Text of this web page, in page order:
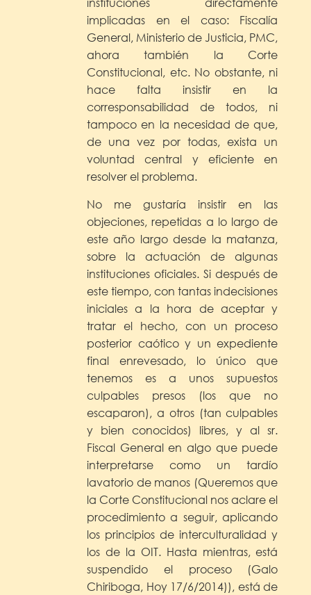
implicadas en el caso: Fiscalía
General, Ministerio de Justicia, PMC,
ahora también la Corte
Constitucional, etc. No obstante, ni
hace falta insistir en la
corresponsabilidad de todos, ni
tampoco en la necesidad de que,
de una vez por todas, exista un
voluntad central y eficiente en
resolver el problema.
No me gustaría insistir en las
objeciones, repetidas a lo largo de
este año largo desde la matanza,
sobre la actuación de algunas
instituciones oficiales. Si después de
este tiempo, con tantas indecisiones
iniciales a la hora de aceptar y
tratar el hecho, con un proceso
posterior caótico y un expediente
final enrevesado, lo único que
tenemos es a unos supuestos
culpables presos (los que no
escaparon), a otros (tan culpables
y bien conocidos) libres, y al sr.
Fiscal General en algo que puede
interpretarse como un tardío
lavatorio de manos (Queremos que
la Corte Constitucional nos aclare el
procedimiento a seguir, aplicando
los principios de interculturalidad y
los de la OIT. Hasta mientras, está
suspendido el proceso (Galo
Chiriboga, Hoy 17/6/2014)), está de